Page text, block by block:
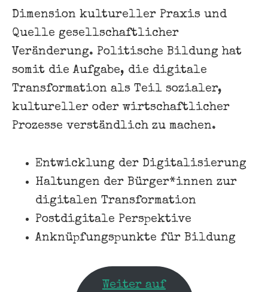
Dimension kultureller Praxis und
Quelle gesellschaftlicher
Veränderung. Politische Bildung hat
somit die Aufgabe, die digitale
Transformation als Teil sozialer,
kultureller oder wirtschaftlicher
Prozesse verständlich zu machen.
Entwicklung der Digitalisierung
Haltungen der Bürger*innen zur
digitalen Transformation
Postdigitale Perspektive
Anknüpfungspunkte für Bildung
Weiter auf